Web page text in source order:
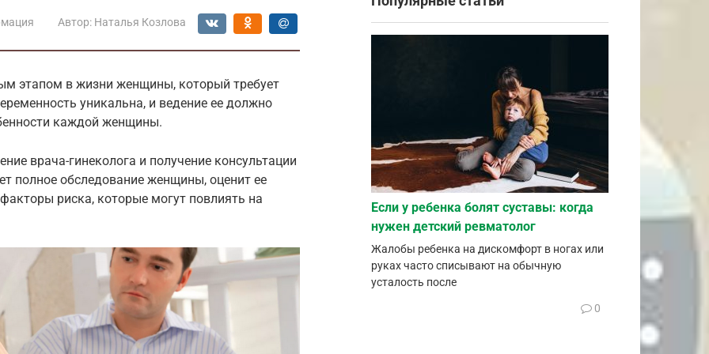
Автор: Наталья Козлова
этапом в жизни женщины, который требует
уникальна, и ведение ее должно
каждой женщины.
врача-гинеколога и получение консультации
полное обследование женщины, оценит ее
риска, которые могут повлиять на
Если у ребенка болят суставы: когда
нужен детский ревматолог
Жалобы ребенка на дискомфорт в ногах или
руках часто списывают на обычную
усталость после
0